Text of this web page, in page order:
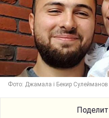
Фото: Джамала і Бекир